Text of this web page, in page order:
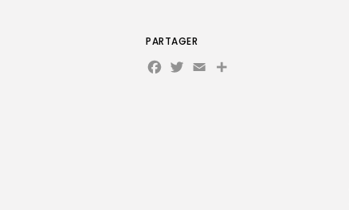
PARTAGER
Facebook
Twitter
Email